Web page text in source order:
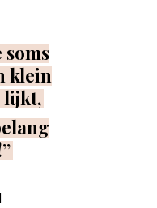
klein
lijkt,